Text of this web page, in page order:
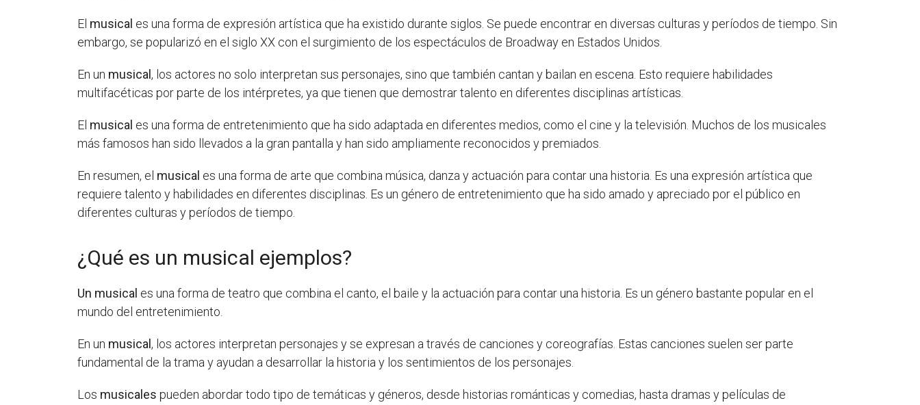
El musical es una forma de expresión artística que ha existido durante siglos. Se puede encontrar en diversas culturas y períodos de tiempo. Sin
embargo, se popularizó en el siglo XX con el surgimiento de los espectáculos de Broadway en Estados Unidos.
En un musical, los actores no solo interpretan sus personajes, sino que también cantan y bailan en escena. Esto requiere habilidades
multifacéticas por parte de los intérpretes, ya que tienen que demostrar talento en diferentes disciplinas artísticas.
El musical es una forma de entretenimiento que ha sido adaptada en diferentes medios, como el cine y la televisión. Muchos de los musicales
más famosos han sido llevados a la gran pantalla y han sido ampliamente reconocidos y premiados.
En resumen, el musical es una forma de arte que combina música, danza y actuación para contar una historia. Es una expresión artística que
requiere talento y habilidades en diferentes disciplinas. Es un género de entretenimiento que ha sido amado y apreciado por el público en
diferentes culturas y períodos de tiempo.
¿Qué es un musical ejemplos?
Un musical es una forma de teatro que combina el canto, el baile y la actuación para contar una historia. Es un género bastante popular en el
mundo del entretenimiento.
En un musical, los actores interpretan personajes y se expresan a través de canciones y coreografías. Estas canciones suelen ser parte
fundamental de la trama y ayudan a desarrollar la historia y los sentimientos de los personajes.
Los musicales pueden abordar todo tipo de temáticas y géneros, desde historias románticas y comedias, hasta dramas y películas de